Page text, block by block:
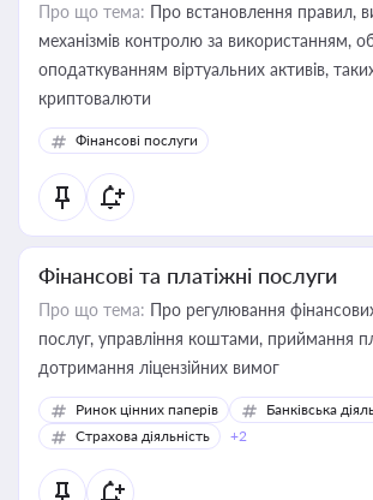
Про що тема: Про встановлення правил,
механізмів контролю за використанням,
оподаткуванням віртуальних активів,
криптовалюти
Фінансові послуги
Фінансові та платіжні послуги
Про що тема: Про регулювання
послуг, управління коштами, приймання платежів та
дотримання ліцензійних вимог
Ринок цінних паперів
Банківська
Страхова діяльність
+2